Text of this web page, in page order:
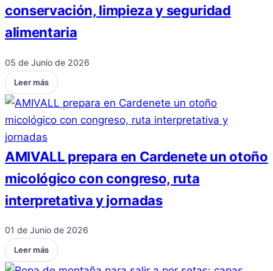
conservación, limpieza y seguridad
alimentaria
05 de Junio de 2026
Leer más
AMIVALL prepara en Cardenete un otoño
micológico con congreso, ruta
interpretativa y jornadas
01 de Junio de 2026
Leer más